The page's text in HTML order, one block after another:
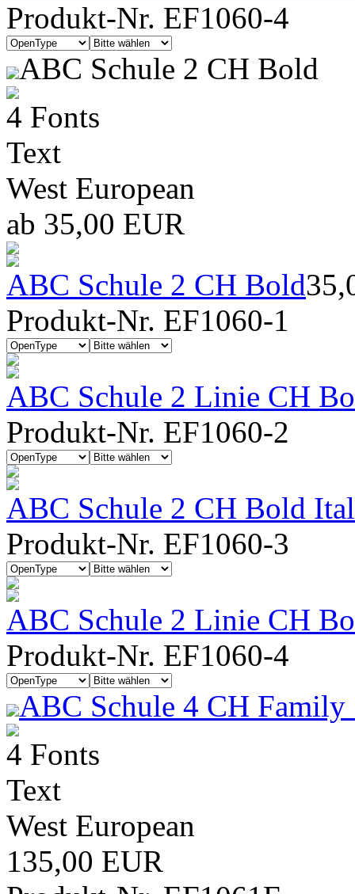
Produkt-Nr. EF1060-4
ABC Schule 2 CH Bold
4 Fonts
Text
West European
ab 35,00 EUR
ABC Schule 2 CH Bold
Produkt-Nr. EF1060-1
ABC Schule 2 Linie CH
Produkt-Nr. EF1060-2
ABC Schule 2 CH Bold
Produkt-Nr. EF1060-3
ABC Schule 2 Linie CH
Produkt-Nr. EF1060-4
ABC Schule 4 CH Family
4 Fonts
Text
West European
135,00 EUR